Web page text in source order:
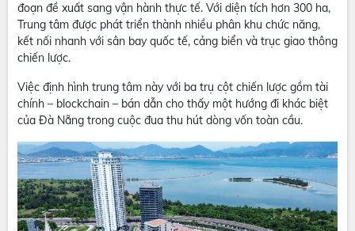
đoạn đề xuất sang vận hành thực tế. Với diện tích hơn 300 ha,
Trung tâm được phát triển thành nhiều phân khu chức năng,
kết nối nhanh với sân bay quốc tế, cảng biển và trục giao thông
chiến lược.
Việc định hình trung tâm này với ba trụ cột chiến lược gồm tài
chính – blockchain – bán dẫn cho thấy một hướng đi khác biệt
của Đà Nẵng trong cuộc đua thu hút dòng vốn toàn cầu.